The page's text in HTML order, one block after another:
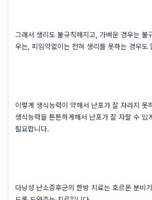
그래서 생리도 불규칙해지고, 가벼운 경우는 불
우는, 피임약없이는 전혀 생리를 못하는 경우도
이렇게 생식능력이 약해서 난포가 잘 자라지 못
생식능력을 튼튼하게해서 난포가 잘 자랄 수 있
필요합니다.
다낭성 난소증후군의 한방 치료는 호르몬 분비